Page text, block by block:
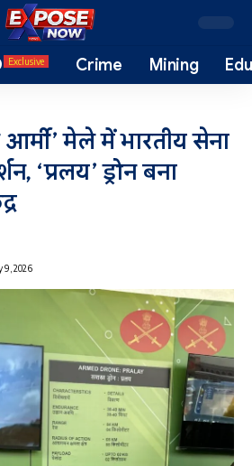
Exclusive Crime Mining
मेले में भारतीय सेना
‘प्रलय’ ड्रोन बना
9, 2026